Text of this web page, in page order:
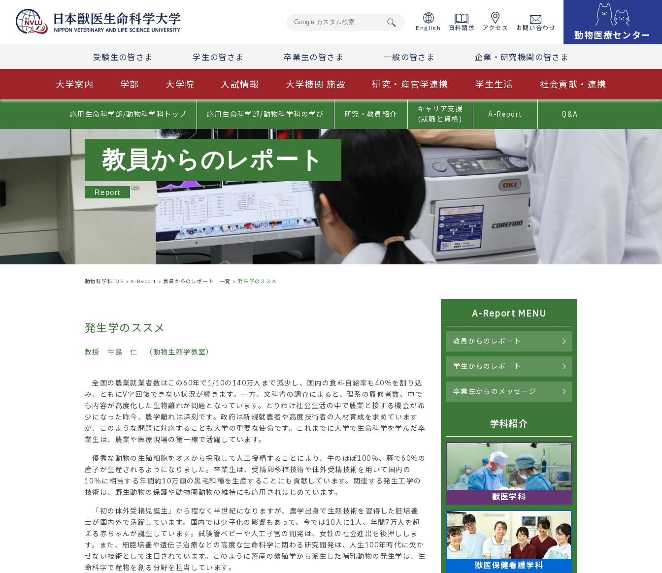
English 資料請求 アクセス お問い合わせ
動物医療センター
受験生の皆さま 学生の皆さま 卒業生の皆さま 一般の皆さま 企業・研究機関の皆さま
大学案内 学部 大学院 入試情報 大学機関 施設 研究・産官学連携 学生生活 社会貢献・連携
教員からのレポート
Report
応用生命科学部/動物科学科トップ 応用生命科学部/動物科学科の学び 研究・教員紹介
キャリア支援
(就職と資格)
A-Report Q&A
動物科学科TOP >A-Report > 教員からのレポート 一覧 > 発生学のススメ
発生学のススメ
教授 牛島 仁 （動物生殖学教室）
全国の農業就業者数はこの60年で1/10の140万人まで減少し、国内の食料自給率も40％を割り込
み、ともにV字回復できない状況が続きます。一方、文科省の調査によると、理系の履修者数、中で
も内容が高度化した生物離れが問題となっています。とりわけ社会生活の中で農業と接する機会が希
少になった昨今、農学離れは深刻です。政府は新規就農者や高度技術者の人材育成を求めています
が、このような問題に対応することも大学の重要な使命です。これまでに大学で生命科学を学んだ卒
業生は、農業や医療現場の第一線で活躍しています。
優秀な動物の生殖細胞をオスから採取して人工授精することにより、牛のほぼ100％、豚で60％の
産子が生産されるようになりました。卒業生は、受精卵移植技術や体外受精技術を用いて国内の
10％に相当する年間約10万頭の黒毛和種を生産することにも貢献しています。関連する発生工学の
技術は、野生動物の保護や動物園動物の維持にも応用されはじめています。
「初の体外受精児誕生」から程なく半世紀になりますが、農学出身で生殖技術を習得した胚培養
士が国内外で活躍しています。国内では少子化の影響もあって、今では10人に1人、年間7万人を超
える赤ちゃんが誕生しています。試験管ベビーや人工子宮の開発は、女性の社会進出を後押ししま
す。また、細胞培養や遺伝子治療などの高度な生命科学に関わる研究開発は、人生100年時代に欠か
せない技術として注目されています。このように畜産の繁殖学から派生した哺乳動物の発生学は、生
命科学で産物を創る分野を担当しています。
A-Report MENU
教員からのレポート
学生からのレポート
卒業生からのメッセージ
学科紹介
獣医学科
獣医保健看護学科